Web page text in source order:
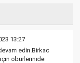
13:27
edin.Birkac
oburlerinide